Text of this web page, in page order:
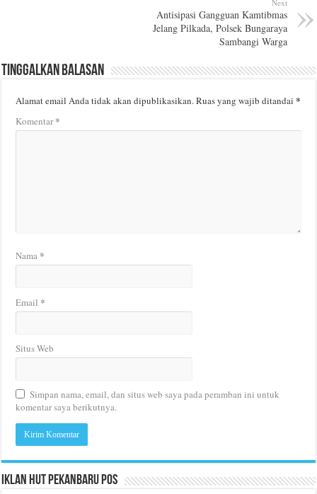
Next
Antisipasi Gangguan Kamtibmas
Jelang Pilkada, Polsek Bungaraya
Sambangi Warga
Tinggalkan Balasan
Alamat email Anda tidak akan dipublikasikan.Ruas yang wajib ditandai*
Komentar*
Nama *
Email *
Situs Web
Simpan nama, email, dan situs web saya pada peramban ini untuk
komentar saya berikutnya.
Iklan HUT Pekanbaru Pos